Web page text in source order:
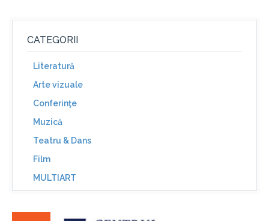
CATEGORII
Literatură
Arte vizuale
Conferinţe
Muzică
Teatru & Dans
Film
MULTIART